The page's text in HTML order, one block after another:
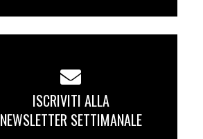
ISCRIVITI ALLA
NEWSLETTER SETTIMANALE